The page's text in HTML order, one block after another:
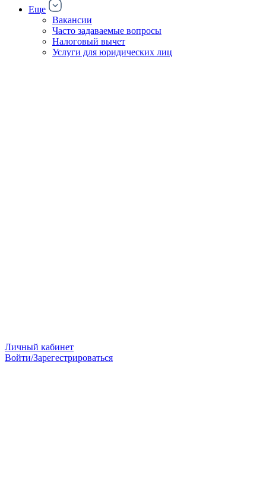
Еще
Вакансии
Часто задаваемые вопросы
Налоговый вычет
Услуги для юридических лиц
Личный кабинет
Войти/Зарегестрироваться